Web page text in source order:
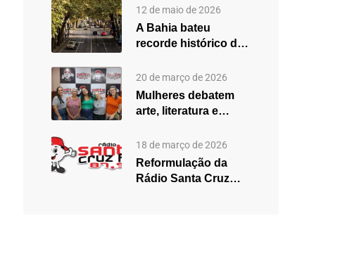
fortalecimento do
atendimento…
12 de maio de 2026
A Bahia bateu
recorde histórico de
2025,…
20 de março de 2026
Mulheres debatem
arte, literatura e
edição especial do…
18 de março de 2026
Reformulação da
Rádio Santa Cruz